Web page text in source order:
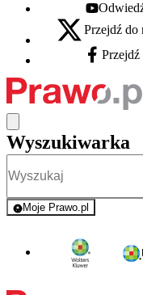
Youtube -
X - otwiera się w
Przejdź do
Facebook -
Przejdź
Wyszukiwarka
Moje Prawo.pl
- rejestracja i